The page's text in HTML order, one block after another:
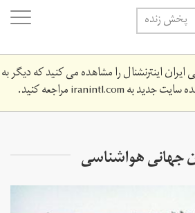
پخش زنده
اینترنشنال را مشاهده می کنید که دیگر به
سایت جدید بهiranintl.comمراجعه کنید.
جهانی هواشناسی